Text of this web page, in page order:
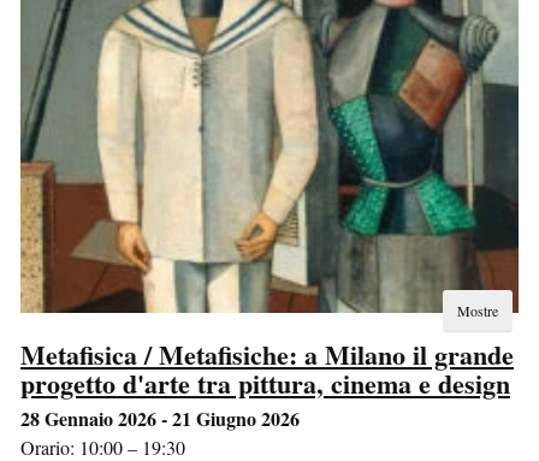
Mostre
Metafisica / Metafisiche: a Milano il grande
progetto d'arte tra pittura, cinema e design
28 Gennaio 2026 - 21 Giugno 2026
Orario: 10:00 – 19:30